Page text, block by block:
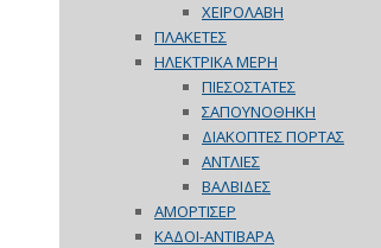
ΧΕΙΡΟΛΑΒΗ
ΠΛΑΚΕΤΕΣ
ΗΛΕΚΤΡΙΚΑ ΜΕΡΗ
ΠΙΕΣΟΣΤΑΤΕΣ
ΣΑΠΟΥΝΟΘΗΚΗ
ΔΙΑΚΟΠΤΕΣ ΠΟΡΤΑΣ
ΑΝΤΛΙΕΣ
ΒΑΛΒΙΔΕΣ
ΑΜΟΡΤΙΣΕΡ
ΚΑΔΟΙ-ΑΝΤΙΒΑΡΑ